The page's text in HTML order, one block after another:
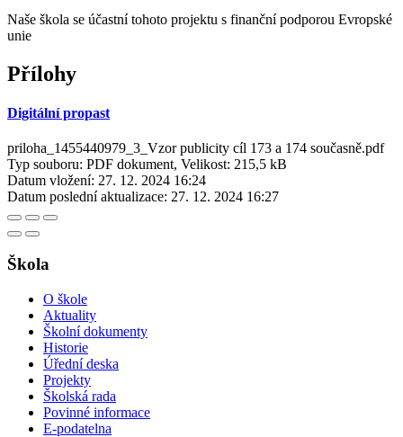
Naše škola se účastní tohoto projektu s finanční podporou Evropské
unie
Přílohy
Digitální propast
priloha_1455440979_3_Vzor publicity cíl 173 a 174 současně.pdf
Typ souboru: PDF dokument, Velikost: 215,5 kB
Datum vložení: 27. 12. 2024 16:24
Datum poslední aktualizace: 27. 12. 2024 16:27
Škola
O škole
Aktuality
Školní dokumenty
Historie
Úřední deska
Projekty
Školská rada
Povinné informace
E-podatelna